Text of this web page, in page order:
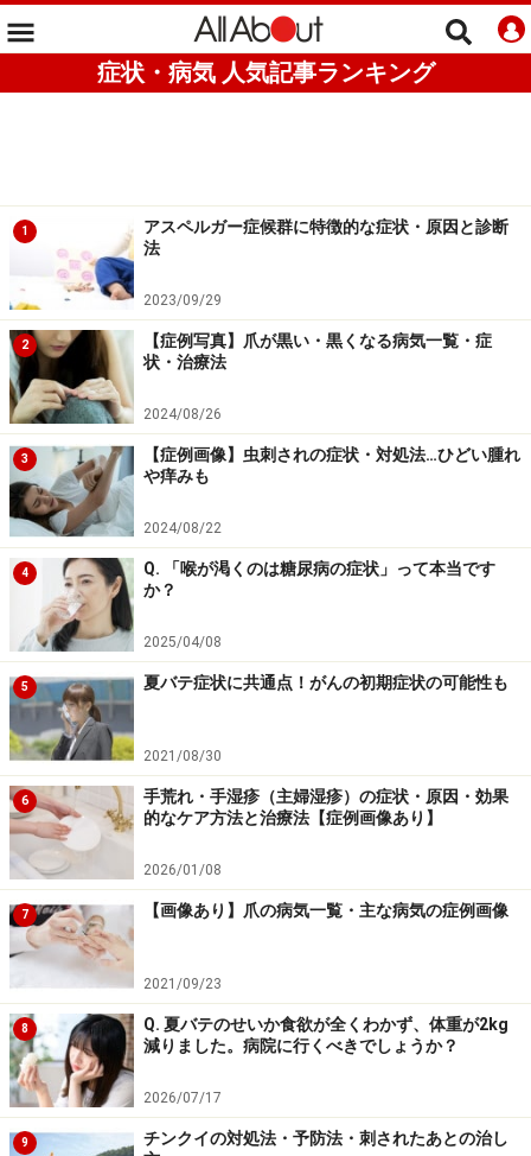
症状・病気 人気記事ランキング
1
アスペルガー症候群に特徴的な症状・原因と診断
法
2023/09/29
2
【症例写真】爪が黒い・黒くなる病気一覧・症
状・治療法
2024/08/26
3
【症例画像】虫刺されの症状・対処法…ひどい腫れ
や痒みも
2024/08/22
4
Q. 「喉が渇くのは糖尿病の症状」って本当です
か？
2025/04/08
5 夏バテ症状に共通点！がんの初期症状の可能性も
2021/08/30
6
手荒れ・手湿疹（主婦湿疹）の症状・原因・効果
的なケア方法と治療法【症例画像あり】
2026/01/08
7 【画像あり】爪の病気一覧・主な病気の症例画像
2021/09/23
8
Q. 夏バテのせいか食欲が全くわかず、体重が2kg
減りました。病院に行くべきでしょうか？
2026/07/17
9
チンクイの対処法・予防法・刺されたあとの治し